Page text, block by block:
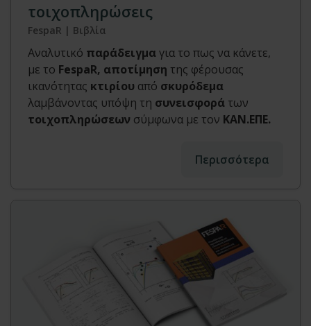
τοιχοπληρώσεις
FespaR | Βιβλία
Αναλυτικό παράδειγμαγια το πως να κάνετε,
με το FespaR, αποτίμηση της φέρουσας
ικανότητας κτιρίου από σκυρόδεμα
λαμβάνοντας υπόψη τη συνεισφορά των
τοιχοπληρώσεων σύμφωνα με τον ΚΑΝ.ΕΠΕ.
Περισσότερα